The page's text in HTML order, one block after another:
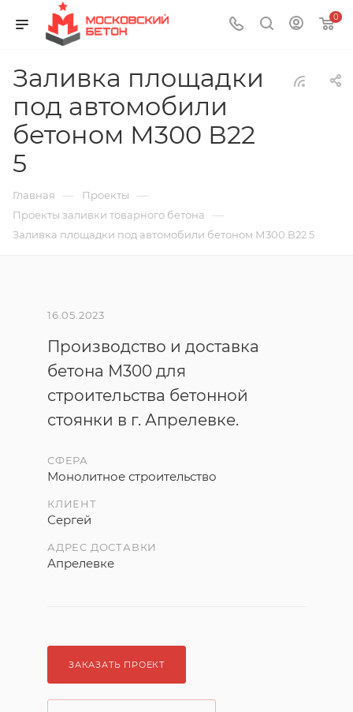
0
Заливка площадки
под автомобили
бетоном М300 В22
5
Главная — Проекты —
Проекты заливки товарного бетона —
Заливка площадки под автомобили бетоном М300 В22 5
16.05.2023
Производство и доставка
бетона М300 для
строительства бетонной
стоянки в г. Апрелевке.
СФЕРА
Монолитное строительство
КЛИЕНТ
Сергей
АДРЕС ДОСТАВКИ
Апрелевке
ЗАКАЗАТЬ ПРОЕКТ